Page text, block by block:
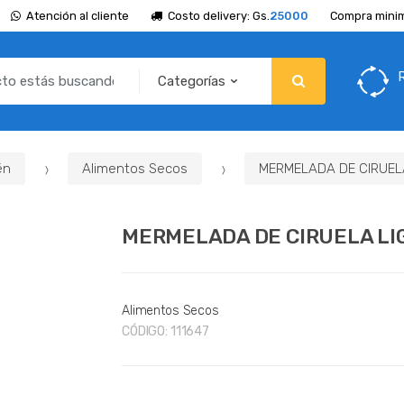
Atención al cliente Costo delivery: Gs.25000 Compra
Alimentos Secos MERMELADA DE
MERMELADA DE CIRUELA
Alimentos Secos
CÓDIGO: 111647